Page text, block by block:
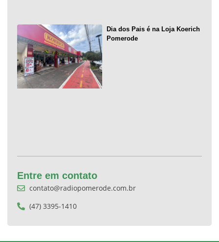
Dia dos Pais é na Loja Koerich
Pomerode
Entre em contato
contato@radiopomerode.com.br
(47) 3395-1410